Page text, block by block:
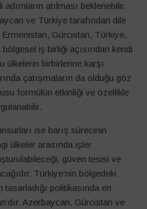
atılması beklenebilir.
ve Türkiye tarafından dile
Gürcistan, Türkiye,
iş birliği açısından kendi
ülkelerin birbirlerine karşı
çatışmaların da olduğu göz
formülün etkinliği ve özellikle
ise barış sürecinin
ülkeler arasında işler
güven tesisi ve
Türkiye’nin bölgedeki
politikasında en
Azerbaycan, Gürcistan ve